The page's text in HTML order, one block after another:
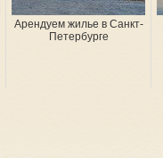
Арендуем жилье в Санкт-
Петербурге